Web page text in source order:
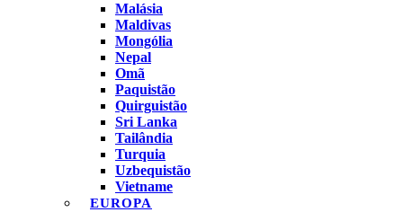
Malásia
Maldivas
Mongólia
Nepal
Omã
Paquistão
Quirguistão
Sri Lanka
Tailândia
Turquia
Uzbequistão
Vietname
EUROPA